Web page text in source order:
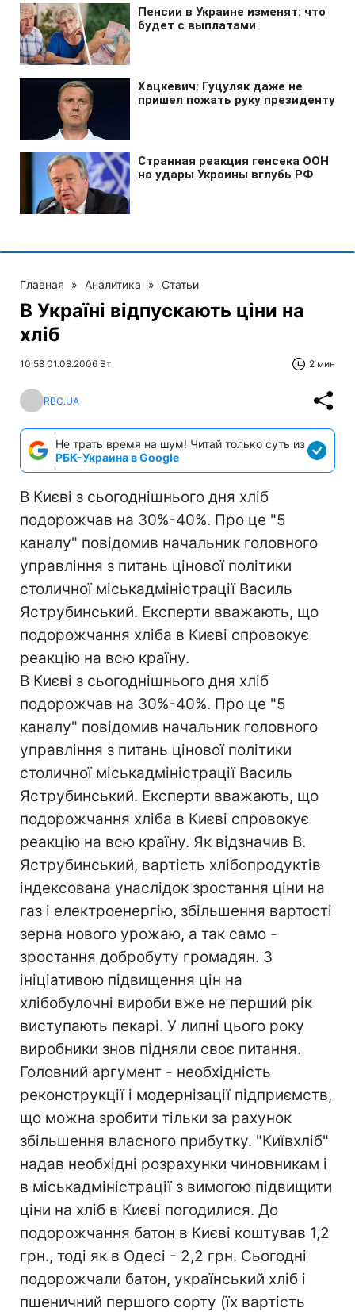
Главная » Аналитика » Статьи
В Україні відпускають ціни на
хліб
10:58 01.08.2006 Вт 2 мин
RBC.UA
Не трать время на шум! Читай только суть из
РБК-Украина в Google
В Києві з сьогоднішнього дня хліб
подорожчав на 30%-40%. Про це "5
каналу" повідомив начальник головного
управління з питань цінової політики
столичної міськадміністрації Василь
Яструбинський. Експерти вважають, що
подорожчання хліба в Києві спровокує
реакцію на всю країну.
В Києві з сьогоднішнього дня хліб
подорожчав на 30%-40%. Про це "5
каналу" повідомив начальник головного
управління з питань цінової політики
столичної міськадміністрації Василь
Яструбинський. Експерти вважають, що
подорожчання хліба в Києві спровокує
реакцію на всю країну. Як відзначив В.
Яструбинський, вартість хлібопродуктів
індексована унаслідок зростання ціни на
газ і електроенергію, збільшення вартості
зерна нового урожаю, а так само -
зростання добробуту громадян. З
ініціативою підвищення цін на
хлібобулочні вироби вже не перший рік
виступають пекарі. У липні цього року
виробники знов підняли своє питання.
Головний аргумент - необхідність
реконструкції і модернізації підприємств,
що можна зробити тільки за рахунок
збільшення власного прибутку. "Київхліб"
надав необхідні розрахунки чиновникам і
в міськадміністрації з вимогою підвищити
ціни на хліб в Києві погодилися. До
подорожчання батон в Києві коштував 1,2
грн., тоді як в Одесі - 2,2 грн. Сьогодні
подорожчали батон, український хліб і
пшеничний першого сорту (їх вартість